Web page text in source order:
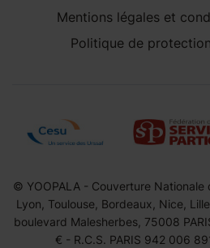
Mentions légales et
Politique de
© YOOPALA - Couverture Nationale
Lyon, Toulouse, Bordeaux, Nice,
boulevard Malesherbes, 75008
€ - R.C.S. PARIS 942 006